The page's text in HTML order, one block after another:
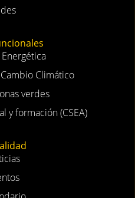
Climático
verdes
y formación (CSEA)